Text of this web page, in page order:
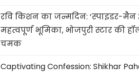
रवि किशन का जन्मदिन: ‘स्पाइडर-मैन
महत्वपूर्ण भूमिका, भोजपुरी स्टार की
चमक
Captivating Confession: Shikhar